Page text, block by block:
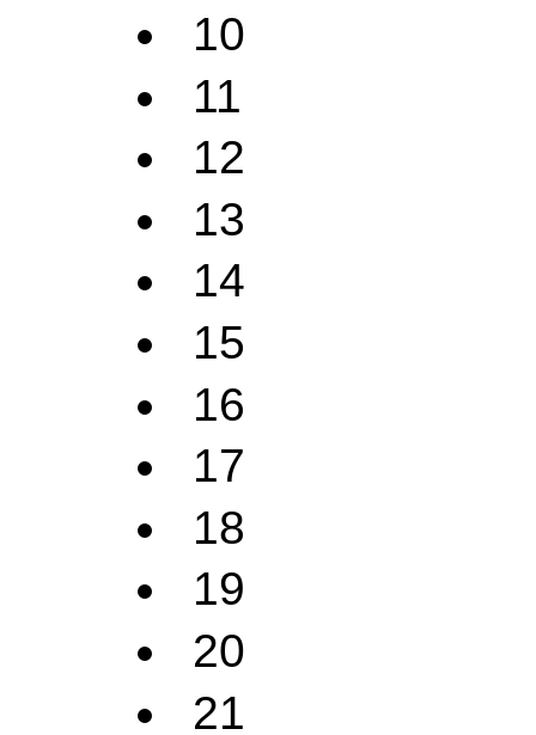
10
11
12
13
14
15
16
17
18
19
20
21